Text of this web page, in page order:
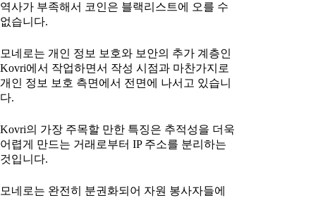
역사가 부족해서 코인은 블랙리스트에 오를 수
없습니다.
모네로는 개인 정보 보호와 보안의 추가 계층인
Kovri에서 작업하면서 작성 시점과 마찬가지로
개인 정보 보호 측면에서 전면에 나서고 있습니
다.
Kovri의 가장 주목할 만한 특징은 추적성을 더욱
어렵게 만드는 거래로부터 IP 주소를 분리하는
것입니다.
모네로는 완전히 분권화되어 자원 봉사자들에